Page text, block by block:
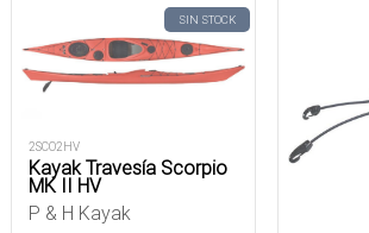
SIN STOCK
2SCO2HV
Kayak Travesía Scorpio
MK II HV
P & H Kayak